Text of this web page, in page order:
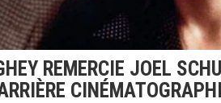
REMERCIE JOEL